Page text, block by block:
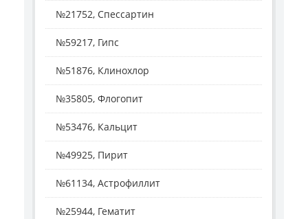
№21752, Спессартин
№59217, Гипс
№51876, Клинохлор
№35805, Флогопит
№53476, Кальцит
№49925, Пирит
№61134, Астрофиллит
№25944, Гематит